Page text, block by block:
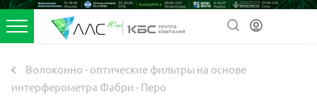
Волоконно - оптические фильтры на основе
интерферометра Фабри - Перо